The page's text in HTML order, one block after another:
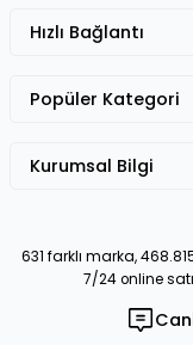
631 farklı marka,
7/24 online
Hızlı Bağlantı
Popüler Kategori
Kurumsal Bilgi